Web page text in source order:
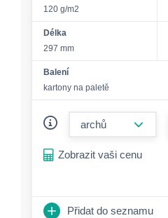
120 g/m2
Délka
297 mm
Balení
kartony na paletě
Zobrazit vaši cenu
Přidat do seznamu